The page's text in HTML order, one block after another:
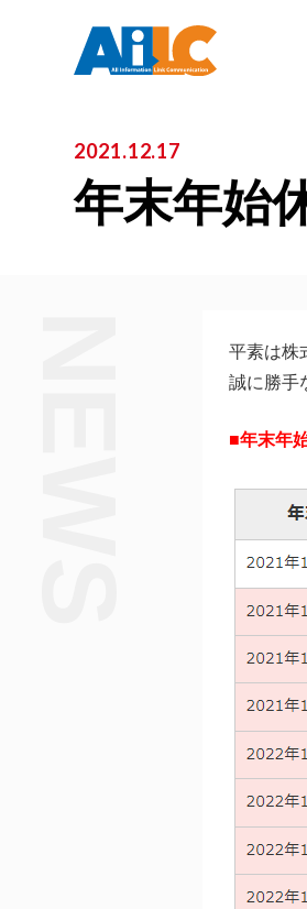
2021.12.17
年末年始
平素は株
誠に勝手
■年末年